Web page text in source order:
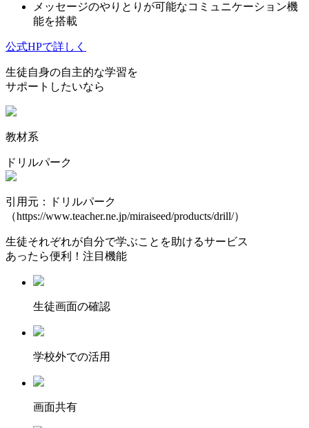
メッセージのやりとりが可能なコミュニケーション機
能を搭載
公式HPで詳しく
生徒自身の自主的な学習を
サポートしたいなら
教材系
ドリルパーク
引用元：ドリルパーク
（https://www.teacher.ne.jp/miraiseed/products/drill/）
生徒それぞれが自分で学ぶことを助けるサービス
あったら便利！注目機能
⽣徒画⾯の確認
学校外での活用
画面共有